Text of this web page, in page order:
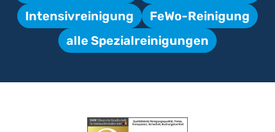
Intensivreinigung
FeWo-Reinigung
alle Spezialreinigungen